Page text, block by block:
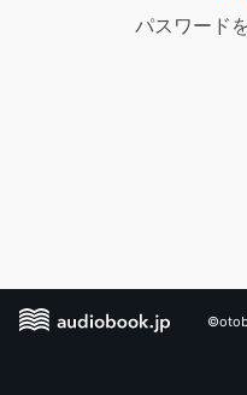
パスワード